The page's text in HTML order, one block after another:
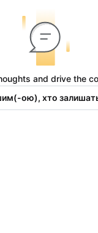
and drive the
ою), хто